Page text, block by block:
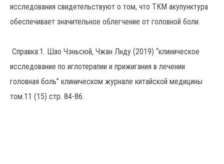
исследования свидетельствуют о том, что ТКМ акупунктура
обеспечивает значительное облегчение от головной боли.
Справка:1. Шао Чэньсюй, Чжан Лнду (2019) “клиническое
исследование по иглотерапии и прижигания в лечении
головная боль” клиническом журнале китайской медицины
том.11 (15) стр. 84-86.